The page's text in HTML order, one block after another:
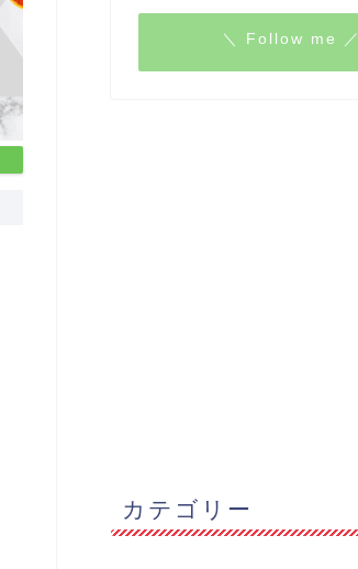
＼ Follow me ／
カテゴリー